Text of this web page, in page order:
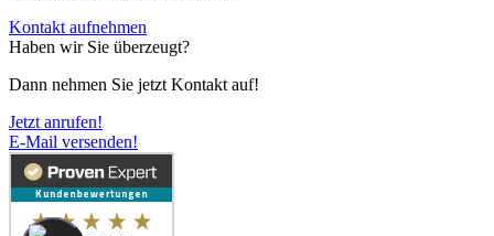
Kontakt aufnehmen
Haben wir Sie überzeugt?
Dann nehmen Sie jetzt Kontakt auf!
Jetzt anrufen!
E-Mail versenden!